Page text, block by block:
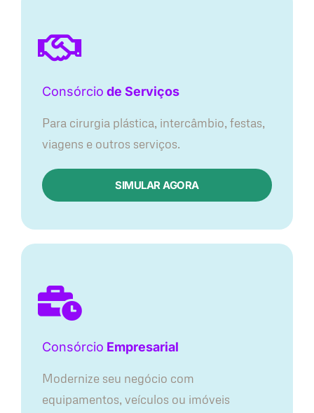
Consórcio de Serviços
Para cirurgia plástica, intercâmbio, festas,
viagens e outros serviços.
SIMULAR AGORA
Consórcio Empresarial
Modernize seu negócio com
equipamentos, veículos ou imóveis